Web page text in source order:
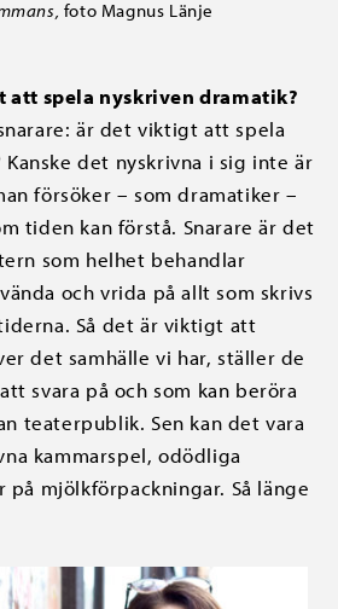
foto Magnus Länje
spela nyskriven dramatik?
är det viktigt att spela
det nyskrivna i sig inte är
försöker – som dramatiker –
tiden kan förstå. Snarare är det
som helhet behandlar
och vrida på allt som skrivs
Så det är viktigt att
det samhälle vi har, ställer de
svara på och som kan beröra
teaterpublik. Sen kan det vara
kammarspel, odödliga
mjölkförpackningar. Så länge